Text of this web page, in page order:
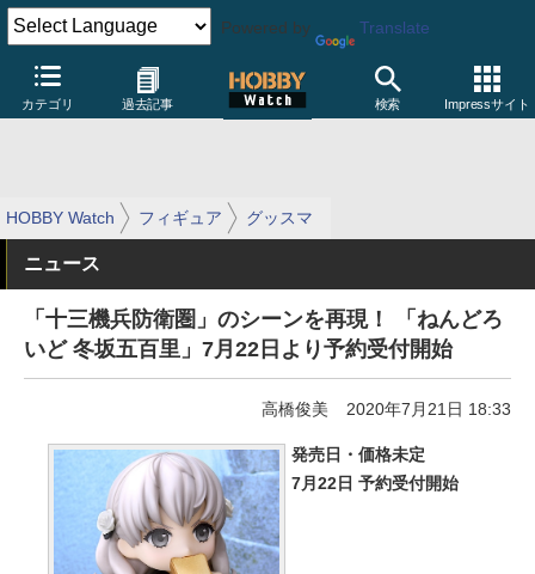
Powered by Translate
カテゴリ 過去記事 検索 Impressサイト
HOBBY Watch フィギュア グッスマ
ニュース
「十三機兵防衛圏」のシーンを再現！ 「ねんどろ
いど 冬坂五百里」7月22日より予約受付開始
高橋俊美 2020年7月21日 18:33
発売日・価格未定
7月22日 予約受付開始